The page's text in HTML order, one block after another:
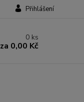
Přihlášení
0 ks
za 0,00 Kč